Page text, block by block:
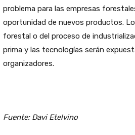
problema para las empresas
oportunidad de nuevos productos.
forestal o del proceso de
prima y las tecnologías serán
organizadores.
Fuente: Davi Etelvino